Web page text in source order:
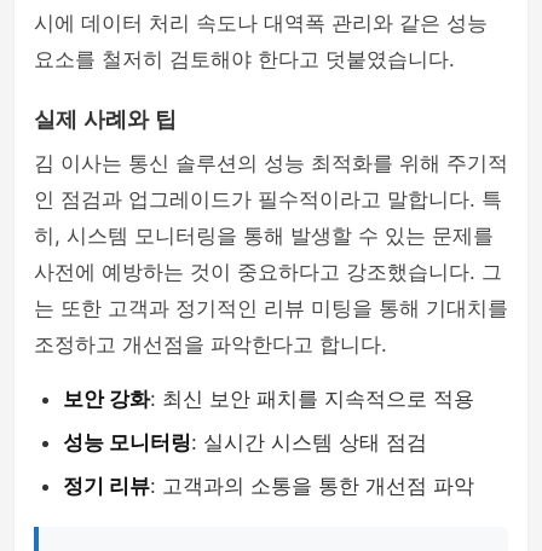
시에 데이터 처리 속도나 대역폭 관리와 같은 성능
요소를 철저히 검토해야 한다고 덧붙였습니다.
실제 사례와 팁
김 이사는 통신 솔루션의 성능 최적화를 위해 주기적
인 점검과 업그레이드가 필수적이라고 말합니다. 특
히, 시스템 모니터링을 통해 발생할 수 있는 문제를
사전에 예방하는 것이 중요하다고 강조했습니다. 그
는 또한 고객과 정기적인 리뷰 미팅을 통해 기대치를
조정하고 개선점을 파악한다고 합니다.
보안 강화: 최신 보안 패치를 지속적으로 적용
성능 모니터링: 실시간 시스템 상태 점검
정기 리뷰: 고객과의 소통을 통한 개선점 파악